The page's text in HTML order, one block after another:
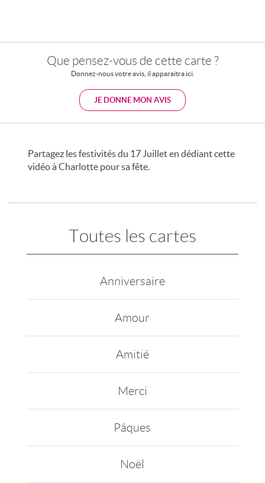
Que pensez-vous de cette carte ?
Donnez-nous votre avis, il apparaitra ici.
JE DONNE MON AVIS
Partagez les festivités du 17 Juillet en dédiant cette
vidéo à Charlotte pour sa fête.
Toutes les cartes
Anniversaire
Amour
Amitié
Merci
Pâques
Noël